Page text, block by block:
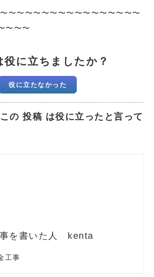
〜〜〜〜〜〜〜〜〜〜〜〜〜〜〜〜
〜〜〜
役に立ちましたか？
役に立たなかった
の 投稿 は役に立ったと言って
kenta
工事